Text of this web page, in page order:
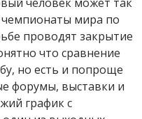
чемпионаты мира по
проводят закрытие
что сравнение
но есть и попроще
форумы, выставки и
график с